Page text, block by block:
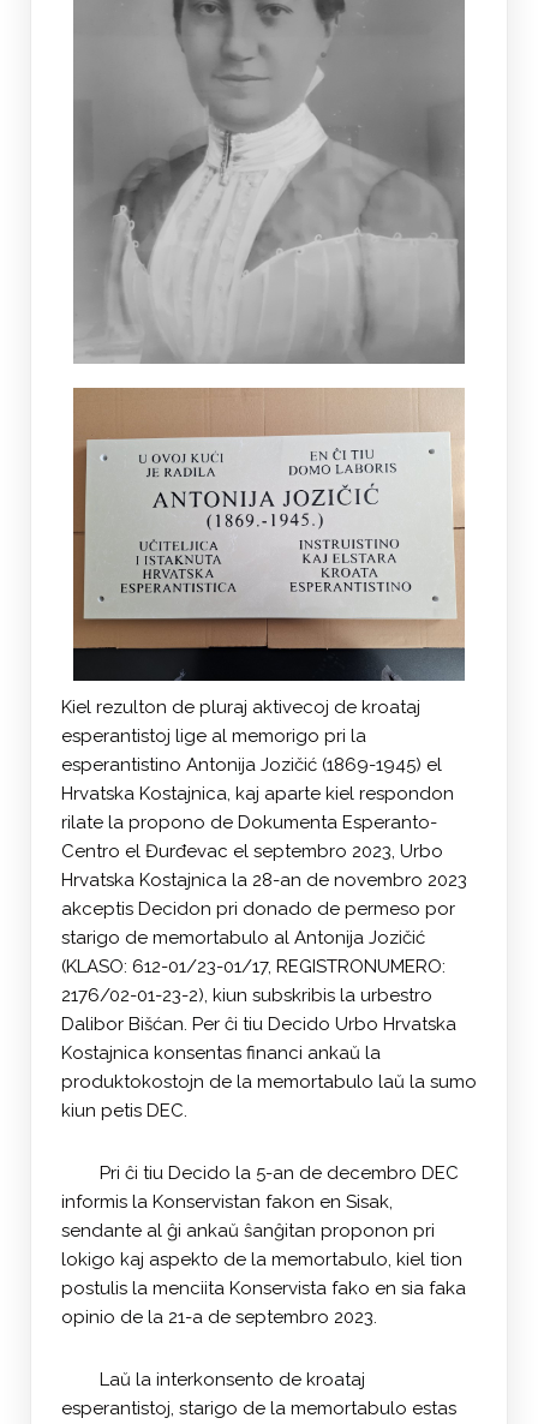
Kiel rezulton de pluraj aktivecoj de kroataj
esperantistoj lige al memorigo pri la
esperantistino Antonija Jozičić (1869-1945) el
Hrvatska Kostajnica, kaj aparte kiel respondon
rilate la propono de Dokumenta Esperanto-
Centro el Đurđevac el septembro 2023, Urbo
Hrvatska Kostajnica la 28-an de novembro 2023
akceptis Decidon pri donado de permeso por
starigo de memortabulo al Antonija Jozičić
(KLASO: 612-01/23-01/17, REGISTRONUMERO:
2176/02-01-23-2), kiun subskribis la urbestro
Dalibor Bišćan. Per ĉi tiu Decido Urbo Hrvatska
Kostajnica konsentas financi ankaŭ la
produktokostojn de la memortabulo laŭ la sumo
kiun petis DEC.
Pri ĉi tiu Decido la 5-an de decembro DEC
informis la Konservistan fakon en Sisak,
sendante al ĝi ankaŭ ŝanĝitan proponon pri
lokigo kaj aspekto de la memortabulo, kiel tion
postulis la menciita Konservista fako en sia faka
opinio de la 21-a de septembro 2023.
Laŭ la interkonsento de kroataj
esperantistoj, starigo de la memortabulo estas